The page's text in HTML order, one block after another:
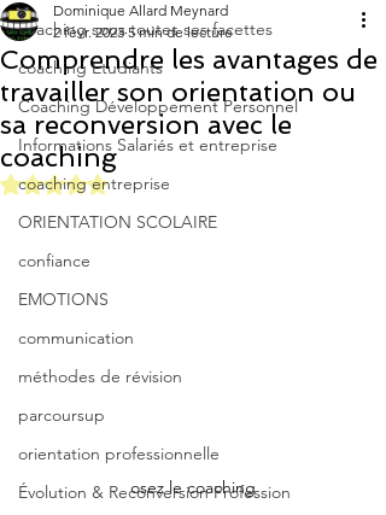
coaching sous toutes ses facettes
coaching Etudiants
Coaching Développement Personnel
Informations Salariés et entreprise
coaching entreprise
ORIENTATION SCOLAIRE
confiance
EMOTIONS
communication
méthodes de révision
parcoursup
orientation professionnelle
Évolution & Reconversion Profession
Comprendre les avantages de
travailler son orientation ou
sa reconversion avec le
coaching
Dominique Allard Meynard
2 févr. 2023 5 min de lecture
Noté NaN étoiles sur 5.
osez le coaching